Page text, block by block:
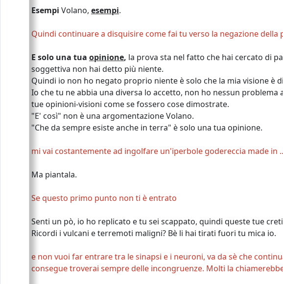
Esempi Volano, esempi.
Quindi continuare a disquisire come fai tu verso la negazione della
E solo una tua opinione, la prova sta nel fatto che hai cercato di
soggettiva non hai detto più niente.
Quindi io non ho negato proprio niente è solo che la mia visione è
Io che tu ne abbia una diversa lo accetto, non ho nessun
tue opinioni-visioni come se fossero cose dimostrate.
"E' così" non è una argomentazione Volano.
"Che da sempre esiste anche in terra" è solo una tua opinione.
mi vai costantemente ad ingolfare un'iperbole godereccia made in
Ma piantala.
Se questo primo punto non ti è entrato
Senti un pò, io ho replicato e tu sei scappato, quindi queste tue
Ricordi i vulcani e terremoti maligni? Bè li hai tirati fuori tu mica io.
e non vuoi far entrare tra le sinapsi e i neuroni, va da sè che
consegue troverai sempre delle incongruenze. Molti la